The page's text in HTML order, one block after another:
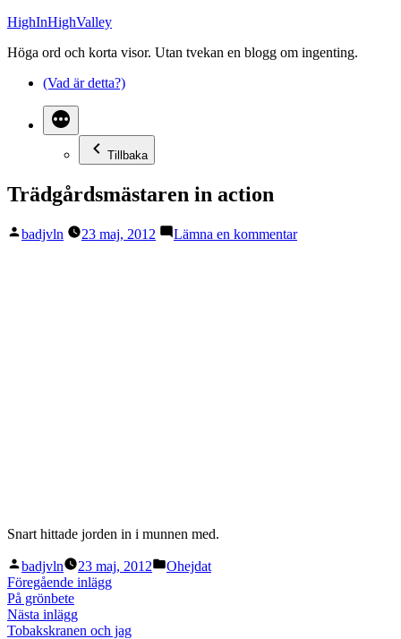
Hoppa
innehåll
HighInHighValley
Höga ord och korta visor. Utan tvekan en blogg om ingenting.
(Vad är detta?)
Tillbaka
Trädgårdsmästaren in action
Publicerat
badjvln 23 maj, 2012 Lämna en kommentartill
Snart hittade jorden in i munnen med.
Publicerat
av
badjvln 23 maj, 2012
Publicerat
Ohejdat
Inläggsnavigering
Föregående inläggFöregående
På grönbete
Nästa inläggNästa
inlägg:
Tobakskranen och jag